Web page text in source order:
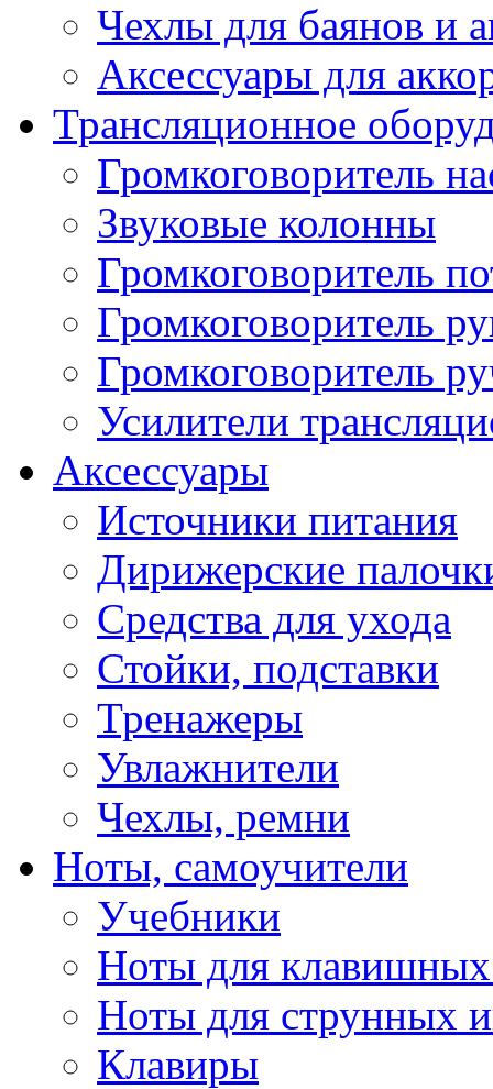
Чехлы для баянов и
Аксессуары для
Трансляционное
Громкоговоритель
Звуковые колонны
Громкоговоритель
Громкоговоритель
Громкоговоритель
Усилители
Аксессуары
Источники питания
Дирижерские
Средства для ухода
Стойки, подставки
Тренажеры
Увлажнители
Чехлы, ремни
Ноты, самоучители
Учебники
Ноты для клавишных
Ноты для струнных
Клавиры